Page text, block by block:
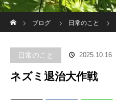
ブログ
日常のこと
日常のこと 2025.10.16
ネズミ退治大作戦